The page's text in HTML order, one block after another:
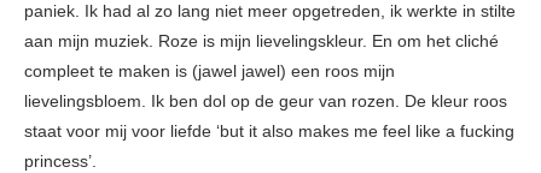
paniek. Ik had al zo lang niet meer opgetreden, ik werkte in stilte
aan mijn muziek. Roze is mijn lievelingskleur. En om het cliché
compleet te maken is (jawel jawel) een roos mijn
lievelingsbloem. Ik ben dol op de geur van rozen. De kleur roos
staat voor mij voor liefde ‘but it also makes me feel like a fucking
princess’.